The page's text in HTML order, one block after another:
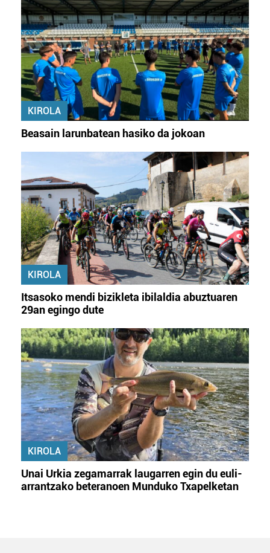
KIROLA
Beasain larunbatean hasiko da jokoan
KIROLA
Itsasoko mendi bizikleta ibilaldia abuztuaren
29an egingo dute
KIROLA
Unai Urkia zegamarrak laugarren egin du euli-
arrantzako beteranoen Munduko Txapelketan